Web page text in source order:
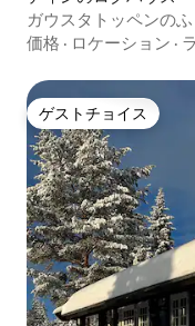
ガウスタトッペンの
アウト
価格 · ロケーション ·
ゲストチョイス
ゲストチョイス